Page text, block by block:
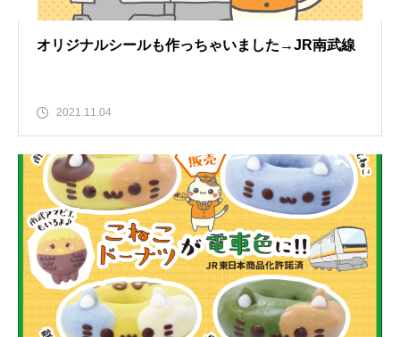
オリジナルシールも作っちゃいました→JR南武線
2021.11.04